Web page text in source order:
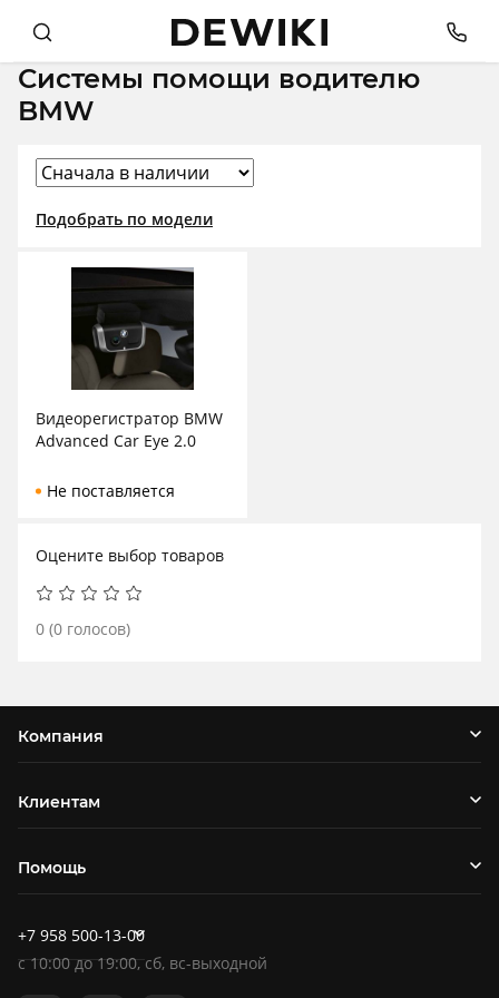
Системы помощи водителю
BMW
Подобрать по модели
Видеорегистратор BMW
Advanced Car Eye 2.0
Не поставляется
Оцените выбор товаров
0 (0 голосов)
Компания
Клиентам
Помощь
+7 958 500-13-00
c10:00до19:00, сб, вс-выходной